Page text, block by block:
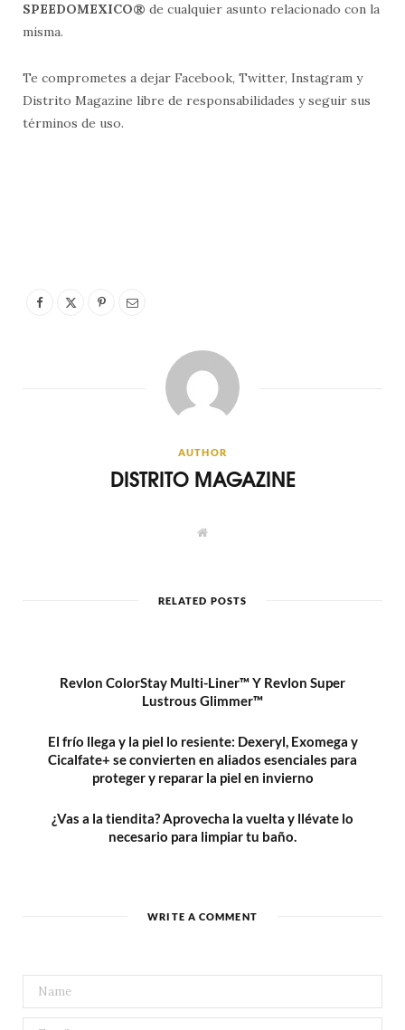
SPEEDOMEXICO® de cualquier asunto relacionado con la
misma.
Te comprometes a dejar Facebook, Twitter, Instagram y
Distrito Magazine libre de responsabilidades y seguir sus
términos de uso.
AUTHOR
DISTRITO MAGAZINE
W
e
RELATED POSTS
Revlon ColorStay Multi-Liner™ Y Revlon Super
Lustrous Glimmer™
El frío llega y la piel lo resiente: Dexeryl, Exomega y
Cicalfate+ se convierten en aliados esenciales para
proteger y reparar la piel en invierno
¿Vas a la tiendita? Aprovecha la vuelta y llévate lo
necesario para limpiar tu baño.
WRITE A COMMENT